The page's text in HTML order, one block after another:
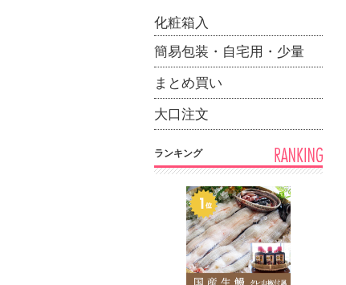
化粧箱入
簡易包装・自宅用・少量
まとめ買い
大口注文
ランキング